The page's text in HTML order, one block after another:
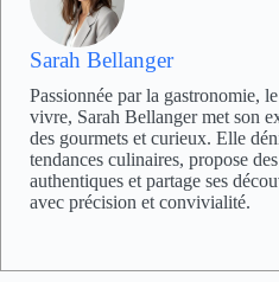
Sarah Bellanger
Passionnée par la gastronomie,
vivre, Sarah Bellanger met son
des gourmets et curieux. Elle
tendances culinaires, propose
authentiques et partage ses
avec précision et convivialité.